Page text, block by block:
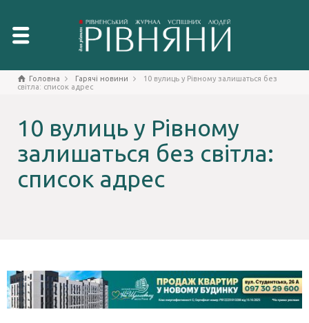
Головна Гарячі новини
10 вулиць у Рівному залишаться без
світла: список адрес
10 вулиць у Рівному
залишаться без світла:
список адрес